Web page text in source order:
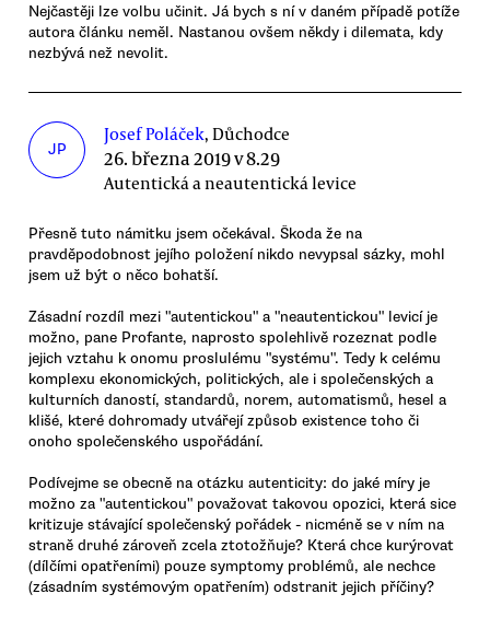
Nejčastěji lze volbu učinit. Já bych s ní v daném případě potíže
autora článku neměl. Nastanou ovšem někdy i dilemata, kdy
nezbývá než nevolit.
JP
Josef Poláček, Důchodce
26. března 2019 v 8.29
Autentická a neautentická levice
Přesně tuto námitku jsem očekával. Škoda že na
pravděpodobnost jejího položení nikdo nevypsal sázky, mohl
jsem už být o něco bohatší.
Zásadní rozdíl mezi "autentickou" a "neautentickou" levicí je
možno, pane Profante, naprosto spolehlivě rozeznat podle
jejich vztahu k onomu proslulému "systému". Tedy k celému
komplexu ekonomických, politických, ale i společenských a
kulturních daností, standardů, norem, automatismů, hesel a
klišé, které dohromady utvářejí způsob existence toho či
onoho společenského uspořádání.
Podívejme se obecně na otázku autenticity: do jaké míry je
možno za "autentickou" považovat takovou opozici, která sice
kritizuje stávající společenský pořádek - nicméně se v ním na
straně druhé zároveň zcela ztotožňuje? Která chce kurýrovat
(dílčími opatřeními) pouze symptomy problémů, ale nechce
(zásadním systémovým opatřením) odstranit jejich příčiny?